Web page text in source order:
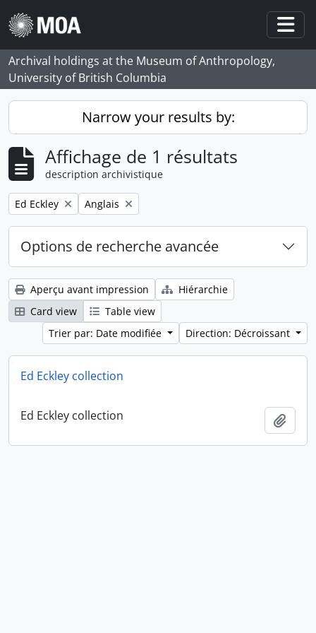
Skip to main content
Archival holdings at the Museum of Anthropology,
University of British Columbia
Narrow your results by:
Affichage de 1 résultats
description archivistique
Remove filter:
Ed Eckley Remove filter:
Anglais
Options de recherche avancée
Aperçu avant impression
Hiérarchie
Card view
Table view
Trier par: Date modifiée
Direction: Décroissant
Ed Eckley collection
Ed Eckley collection